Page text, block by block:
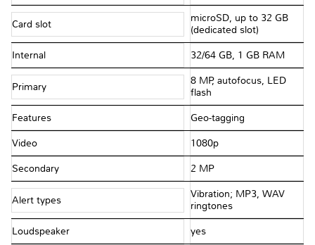
Card slot
microSD, up to 32 GB
(dedicated slot)
Internal 32/64 GB, 1 GB RAM
Primary
8 MP, autofocus, LED
flash
Features Geo-tagging
Video 1080p
Secondary 2 MP
Alert types
Vibration; MP3, WAV
ringtones
Loudspeaker yes